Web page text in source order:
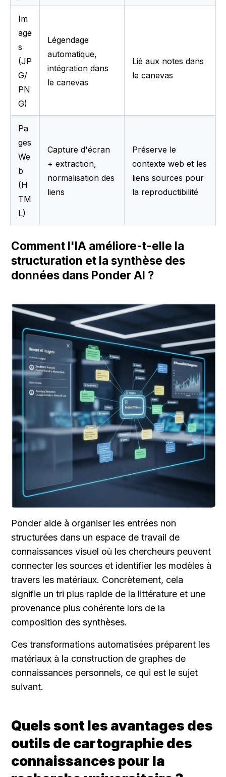
Im
age
s
(JP
G/
PN
G)
Légendage
automatique,
intégration dans
le canevas
Lié aux notes dans
le canevas
Pa
ges
We
b
(H
TM
L)
Capture d'écran
+ extraction,
normalisation des
liens
Préserve le
contexte web et les
liens sources pour
la reproductibilité
Comment l'IA améliore-t-elle la
structuration et la synthèse des
données dans Ponder AI ?
Ponder aide à organiser les entrées non
structurées dans un espace de travail de
connaissances visuel où les chercheurs peuvent
connecter les sources et identifier les modèles à
travers les matériaux. Concrètement, cela
signifie un tri plus rapide de la littérature et une
provenance plus cohérente lors de la
composition des synthèses.
Ces transformations automatisées préparent les
matériaux à la construction de graphes de
connaissances personnels, ce qui est le sujet
suivant.
Quels sont les avantages des
outils de cartographie des
connaissances pour la